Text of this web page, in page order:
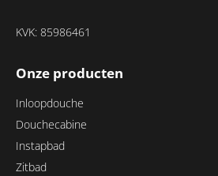
KVK: 85986461
Onze producten
Inloopdouche
Douchecabine
Instapbad
Zitbad